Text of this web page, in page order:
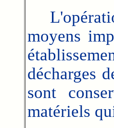
moyens
décharges
sont
matériels